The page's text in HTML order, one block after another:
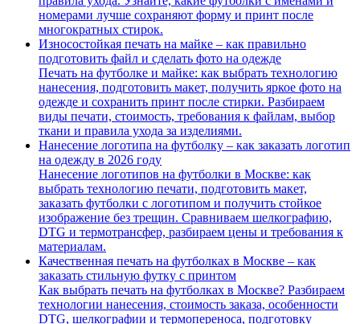
номерами лучше сохраняют форму и принт после
многократных стирок.
Износостойкая печать на майке – как правильно
подготовить файл и сделать фото на одежде
Печать на футболке и майке: как выбрать технологию
нанесения, подготовить макет, получить яркое фото на
одежде и сохранить принт после стирки. Разбираем
виды печати, стоимость, требования к файлам, выбор
ткани и правила ухода за изделиями.
Нанесение логотипа на футболку – как заказать логотип
на одежду в 2026 году
Нанесение логотипов на футболки в Москве: как
выбрать технологию печати, подготовить макет,
заказать футболки с логотипом и получить стойкое
изображение без трещин. Сравниваем шелкографию,
DTG и термотрансфер, разбираем цены и требования к
материалам.
Качественная печать на футболках в Москве – как
заказать стильную футку с принтом
Как выбрать печать на футболках в Москве? Разбираем
технологии нанесения, стоимость заказа, особенности
DTG, шелкографии и термопереноса, подготовку